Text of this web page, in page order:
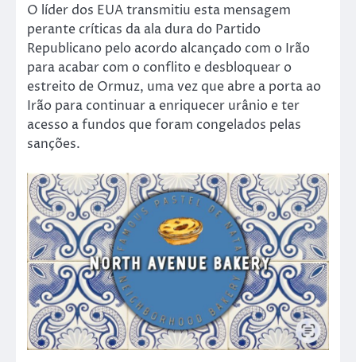
O líder dos EUA transmitiu esta mensagem
perante críticas da ala dura do Partido
Republicano pelo acordo alcançado com o Irão
para acabar com o conflito e desbloquear o
estreito de Ormuz, uma vez que abre a porta ao
Irão para continuar a enriquecer urânio e ter
acesso a fundos que foram congelados pelas
sanções.